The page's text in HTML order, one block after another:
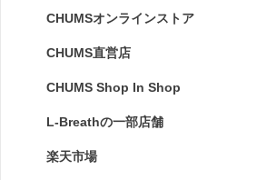
CHUMSオンラインストア
CHUMS直営店
CHUMS Shop In Shop
L-Breathの一部店舗
楽天市場